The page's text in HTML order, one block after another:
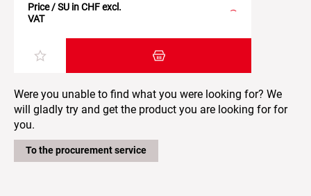
Price / SU in CHF excl.
VAT
Add item to the shopping cart
Were you unable to find what you were looking for? We
will gladly try and get the product you are looking for for
you.
To the procurement service